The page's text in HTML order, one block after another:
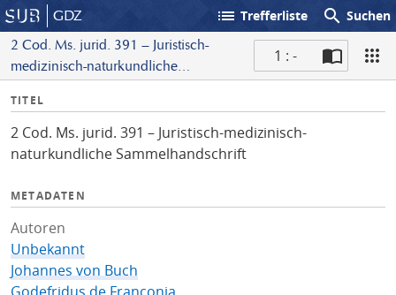
GDZ list Trefferliste search Suchen
2 Cod. Ms. jurid. 391 – Juristisch-
medizinisch-naturkundliche
1 : -
I
f
o
TITEL
2 Cod. Ms. jurid. 391 – Juristisch-medizinisch-
naturkundliche Sammelhandschrift
METADATEN
Autoren
Unbekannt
Johannes von Buch